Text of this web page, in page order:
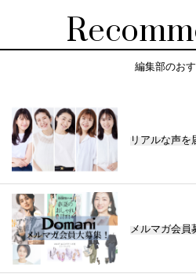
編集部のお
リアルな声
メルマガ会員